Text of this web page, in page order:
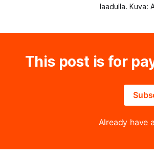
laadulla. Kuva:
This post is for
Already have